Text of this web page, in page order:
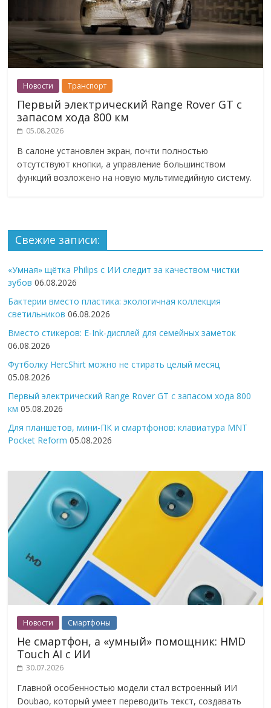
Новости Транспорт
Первый электрический Range Rover GT с
запасом хода 800 км
05.08.2026
В салоне установлен экран, почти полностью
отсутствуют кнопки, а управление большинством
функций возложено на новую мультимедийную систему.
Свежие записи:
«Умная» щётка Philips с ИИ следит за качеством чистки
зубов 06.08.2026
Бактерии вместо пластика: экологичная коллекция
светильников 06.08.2026
Вместо стикеров: E-Ink-дисплей для семейных заметок
06.08.2026
Футболку HercShirt можно не стирать целый месяц
05.08.2026
Первый электрический Range Rover GT с запасом хода 800
км 05.08.2026
Для планшетов, мини-ПК и смартфонов: клавиатура MNT
Pocket Reform 05.08.2026
Новости Смартфоны
Не смартфон, а «умный» помощник: HMD
Touch AI с ИИ
30.07.2026
Главной особенностью модели стал встроенный ИИ
Doubao, который умеет переводить текст, создавать